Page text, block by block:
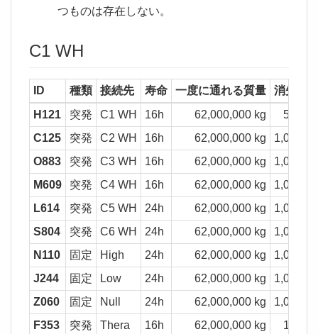
つものは存在しない。
C1 WH
ID 種類 接続先 寿命 一度に通れる質量
消失質
H121
突発 C1 WH 16h 62,000,000 kg
C125
突発 C2 WH 16h 62,000,000 kg
O883
突発 C3 WH 16h 62,000,000 kg
M609
突発 C4 WH 16h 62,000,000 kg
L614
突発 C5 WH 24h 62,000,000 kg
S804
突発 C6 WH 24h 62,000,000 kg
N110
固定 High 24h 62,000,000 kg
J244
固定 Low 24h 62,000,000 kg
Z060
固定 Null 24h 62,000,000 kg
F353
突発 Thera 16h 62,000,000 kg